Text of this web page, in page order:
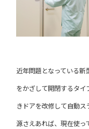
近年問題となっている
をかざして開閉するタ
きドアを改修して自動
源さえあれば、現在使